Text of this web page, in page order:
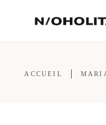
ACCUEIL